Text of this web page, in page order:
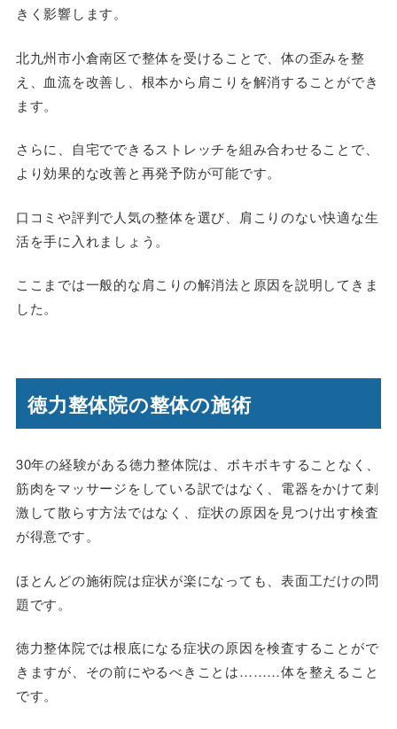
きく影響します。
北九州市小倉南区で整体を受けることで、体の歪みを整
え、血流を改善し、根本から肩こりを解消することができ
ます。
さらに、自宅でできるストレッチを組み合わせることで、
より効果的な改善と再発予防が可能です。
口コミや評判で人気の整体を選び、肩こりのない快適な生
活を手に入れましょう。
ここまでは一般的な肩こりの解消法と原因を説明してきま
した。
徳力整体院の整体の施術
30年の経験がある徳力整体院は、ボキボキすることなく、
筋肉をマッサージをしている訳ではなく、電器をかけて刺
激して散らす方法ではなく、症状の原因を見つけ出す検査
が得意です。
ほとんどの施術院は症状が楽になっても、表面工だけの問
題です。
徳力整体院では根底になる症状の原因を検査することがで
きますが、その前にやるべきことは………体を整えること
です。